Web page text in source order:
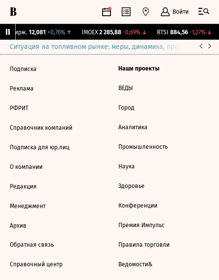
Войти
Бирж. 12,081 +0,76%↑ IMOEX 2 285,88 -0,69%↓ RTSI 884,56 -1,27%↓
Ситуация на топливном рынке: меры, динамика, прогнозы
Подписка
Реклама
РФРИТ
Справочник компаний
Подписка для юр.лиц
О компании
Редакция
Менеджмент
Архив
Обратная связь
Справочный центр
Наши проекты
ВЕДЫ
Город
Аналитика
Промышленность
Наука
Здоровье
Конференции
Премия Импульс
Правила торговли
Ведомости&